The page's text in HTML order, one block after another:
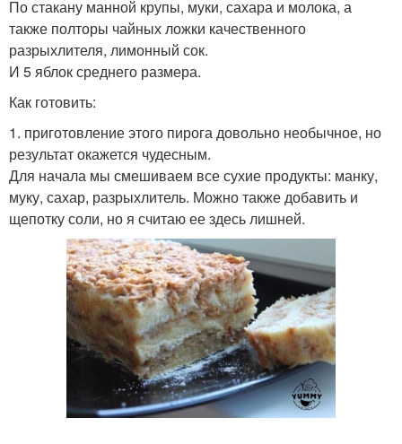
По стакану манной крупы, муки, сахара и молока, а
также полторы чайных ложки качественного
разрыхлителя, лимонный сок.
И 5 яблок среднего размера.
Как готовить:
1. приготовление этого пирога довольно необычное, но
результат окажется чудесным.
Для начала мы смешиваем все сухие продукты: манку,
муку, сахар, разрыхлитель. Можно также добавить и
щепотку соли, но я считаю ее здесь лишней.